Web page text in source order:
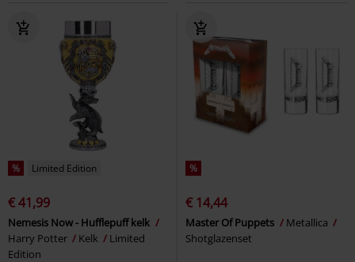
% Limited Edition
€ 41,99
Nemesis Now - Hufflepuff kelk
Harry Potter
Kelk
Limited
Edition
%
€ 14,44
Master Of Puppets
Metallica
Shotglazenset